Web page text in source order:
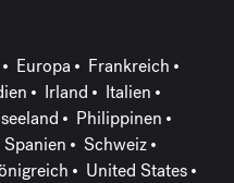
Europa
Frankreich
Irland
Italien
Philippinen
Spanien
Schweiz
United States